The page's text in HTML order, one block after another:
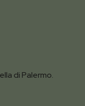
di Palermo.